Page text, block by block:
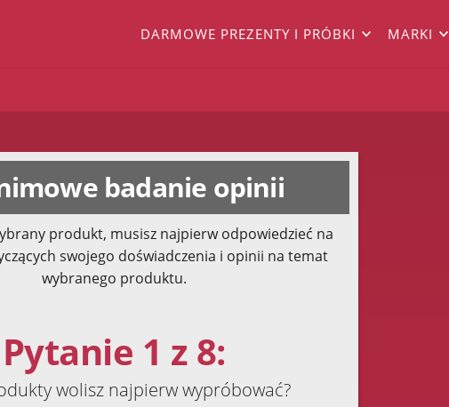
DARMOWE PREZENTY I PRÓBKI MARKI
badanie opinii
produkt, musisz najpierw odpowiedzieć na
swojego doświadczenia i opinii na temat
wybranego produktu.
Pytanie 1 z 8:
wolisz najpierw wypróbować?